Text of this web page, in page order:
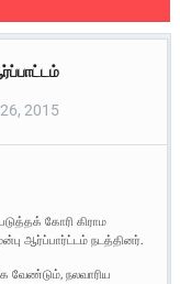
2015
கோரி கிராம
ஆர்ப்பார்ட்டம் நடத்தினர்.
வேண்டும், நலவாரிய